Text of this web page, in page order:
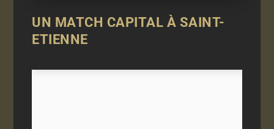
UN MATCH CAPITAL À SAINT-
ETIENNE